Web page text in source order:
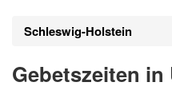
Schleswig-Holstein
Gebetszeiten in